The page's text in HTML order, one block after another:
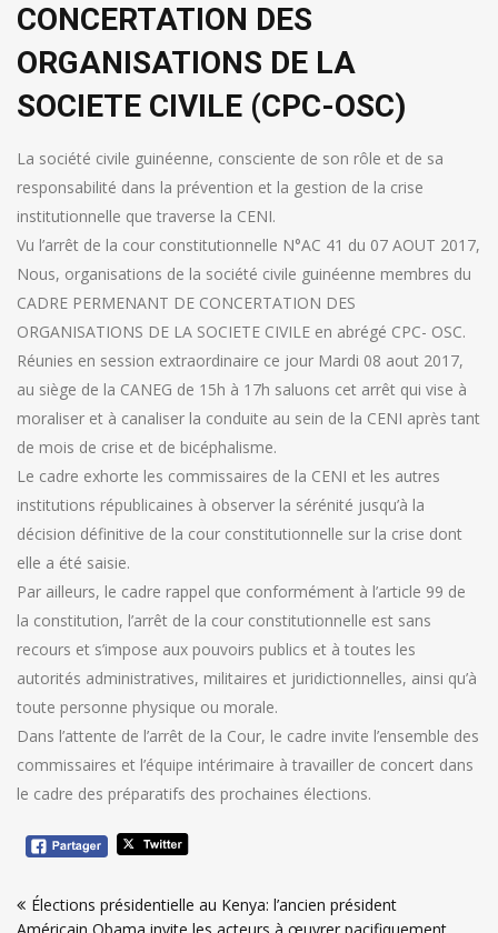
CONCERTATION DES
ORGANISATIONS DE LA
SOCIETE CIVILE (CPC-OSC)
La société civile guinéenne, consciente de son rôle et de sa
responsabilité dans la prévention et la gestion de la crise
institutionnelle que traverse la CENI.
Vu l’arrêt de la cour constitutionnelle N°AC 41 du 07 AOUT 2017,
Nous, organisations de la société civile guinéenne membres du
CADRE PERMENANT DE CONCERTATION DES
ORGANISATIONS DE LA SOCIETE CIVILE en abrégé CPC- OSC.
Réunies en session extraordinaire ce jour Mardi 08 aout 2017,
au siège de la CANEG de 15h à 17h saluons cet arrêt qui vise à
moraliser et à canaliser la conduite au sein de la CENI après tant
de mois de crise et de bicéphalisme.
Le cadre exhorte les commissaires de la CENI et les autres
institutions républicaines à observer la sérénité jusqu’à la
décision définitive de la cour constitutionnelle sur la crise dont
elle a été saisie.
Par ailleurs, le cadre rappel que conformément à l’article 99 de
la constitution, l’arrêt de la cour constitutionnelle est sans
recours et s’impose aux pouvoirs publics et à toutes les
autorités administratives, militaires et juridictionnelles, ainsi qu’à
toute personne physique ou morale.
Dans l’attente de l’arrêt de la Cour, le cadre invite l’ensemble des
commissaires et l’équipe intérimaire à travailler de concert dans
le cadre des préparatifs des prochaines élections.
deÉlections présidentielle au Kenya: l’ancien président